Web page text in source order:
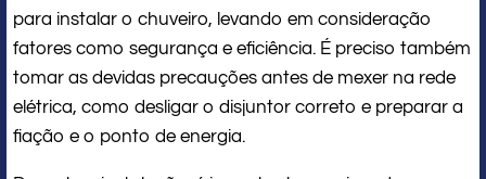
para instalar o chuveiro, levando em consideração
fatores como segurança e eficiência. É preciso também
tomar as devidas precauções antes de mexer na rede
elétrica, como desligar o disjuntor correto e preparar a
fiação e o ponto de energia.